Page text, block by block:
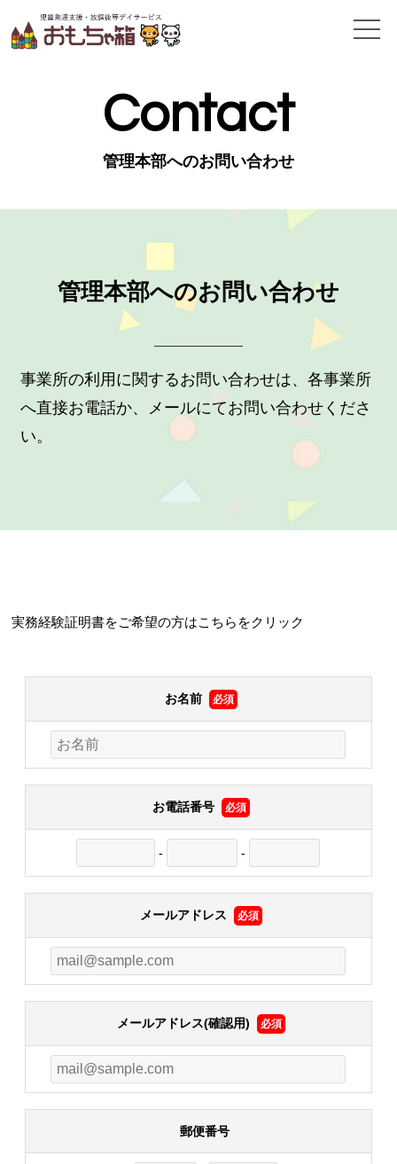
Contact
管理本部へのお問い合わせ
管理本部へのお問い合わせ
事業所の利用に関するお問い合わせは、各事業所
へ直接お電話か、メールにてお問い合わせくださ
い。
実務経験証明書をご希望の方はこちらをクリック
お名前 必須
お電話番号 必須
- -
メールアドレス 必須
メールアドレス(確認用) 必須
郵便番号